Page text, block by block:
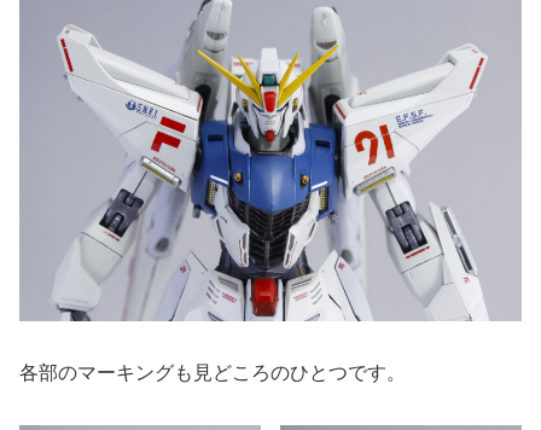
各部のマーキングも見どころのひとつです。